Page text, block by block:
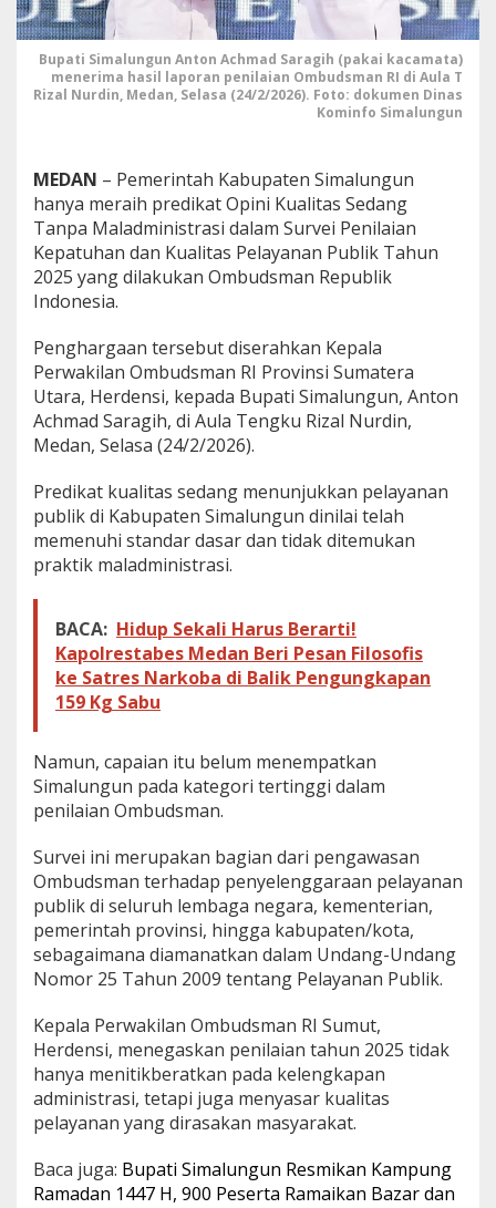
t
B
e
b
a
l
a
d
m
i
n
r
a
s
i
d
a
i
O
m
b
u
m
a
n
Bupati Simalungun Anton Achmad Saragih (pakai kacamata)
menerima hasil laporan penilaian Ombudsman RI di Aula T
Rizal Nurdin, Medan, Selasa (24/2/2026). Foto: dokumen Dinas
Kominfo Simalungun
MEDAN – Pemerintah Kabupaten Simalungun
hanya meraih predikat Opini Kualitas Sedang
Tanpa Maladministrasi dalam Survei Penilaian
Kepatuhan dan Kualitas Pelayanan Publik Tahun
2025 yang dilakukan Ombudsman Republik
Indonesia.
Penghargaan tersebut diserahkan Kepala
Perwakilan Ombudsman RI Provinsi Sumatera
Utara, Herdensi, kepada Bupati Simalungun, Anton
Achmad Saragih, di Aula Tengku Rizal Nurdin,
Medan, Selasa (24/2/2026).
Predikat kualitas sedang menunjukkan pelayanan
publik di Kabupaten Simalungun dinilai telah
memenuhi standar dasar dan tidak ditemukan
praktik maladministrasi.
BACA: Hidup Sekali Harus Berarti!
Kapolrestabes Medan Beri Pesan Filosofis
ke Satres Narkoba di Balik Pengungkapan
159 Kg Sabu
Namun, capaian itu belum menempatkan
Simalungun pada kategori tertinggi dalam
penilaian Ombudsman.
Survei ini merupakan bagian dari pengawasan
Ombudsman terhadap penyelenggaraan pelayanan
publik di seluruh lembaga negara, kementerian,
pemerintah provinsi, hingga kabupaten/kota,
sebagaimana diamanatkan dalam Undang-Undang
Nomor 25 Tahun 2009 tentang Pelayanan Publik.
Kepala Perwakilan Ombudsman RI Sumut,
Herdensi, menegaskan penilaian tahun 2025 tidak
hanya menitikberatkan pada kelengkapan
administrasi, tetapi juga menyasar kualitas
pelayanan yang dirasakan masyarakat.
Baca juga: Bupati Simalungun Resmikan Kampung
Ramadan 1447 H, 900 Peserta Ramaikan Bazar dan